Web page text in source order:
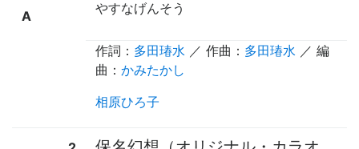
A
やすなげんそう
作詞： 多田瑃水 ／ 作曲： 多田瑃水 ／ 編
曲： かみたかし
相原ひろ子